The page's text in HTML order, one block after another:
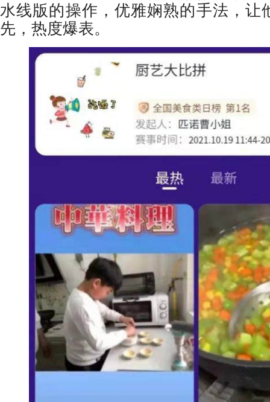
水线版的操作，优雅娴熟的手法，让
先，热度爆表。